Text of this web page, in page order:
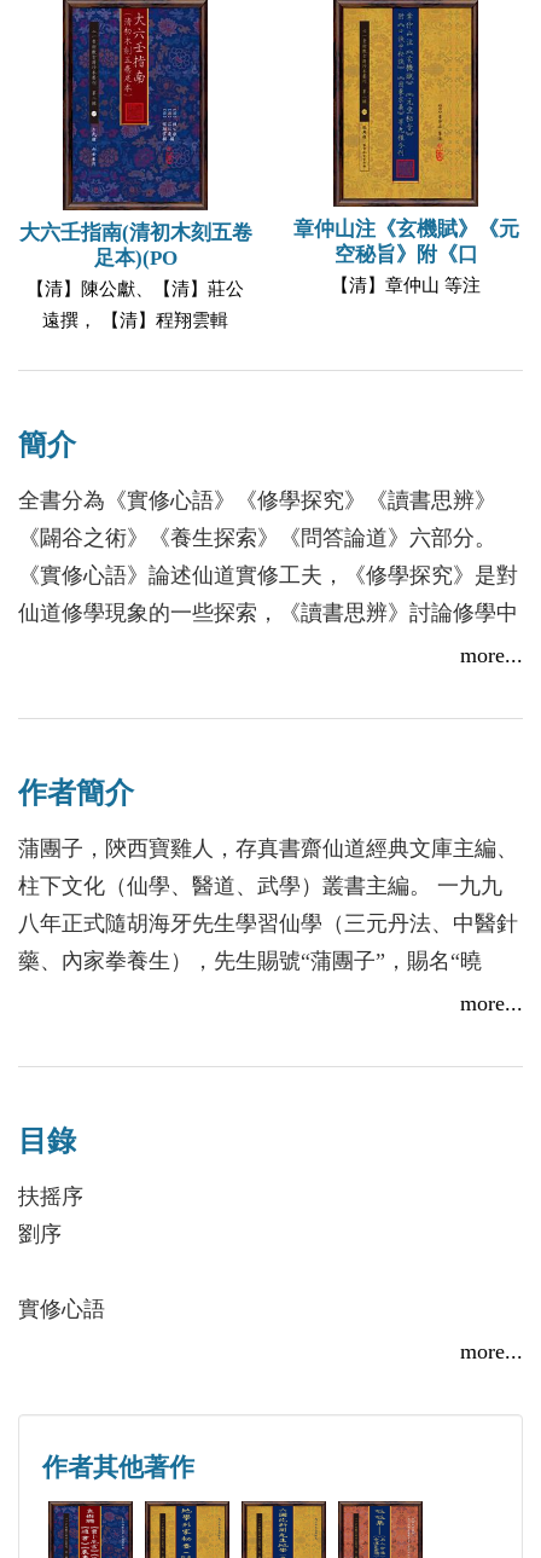
大六壬指南(清初木刻五卷
足本)(PO
【清】陳公獻、【清】莊公
遠撰， 【清】程翔雲輯
章仲山注《玄機賦》《元
空秘旨》附《口
【清】章仲山 等注
簡介
全書分為《實修心語》《修學探究》《讀書思辨》
《闢谷之術》《養生探索》《問答論道》六部分。
《實修心語》論述仙道實修工夫，《修學探究》是對
仙道修學現象的一些探索，《讀書思辨》討論修學中
應注意的一些事宜，《闢谷之術》闡述當代養生熱門
些思路與途徑，《問答論道》收錄了作者六年來的各
本書特點：與前幾輯相同，內容豐富，理法並重，通
俗易懂，便於實行，是陳撄寧仙學及丹道、中醫、養
生愛好者必讀之作
more...
作者簡介
蒲團子，陝西寶雞人，存真書齋仙道經典文庫主編、
柱下文化（仙學、醫道、武學）叢書主編。 一九九
八年正式隨胡海牙先生學習仙學（三元丹法、中醫針
藥、內家拳養生），先生賜號“蒲團子”，賜名“曉
豐”。 二〇〇二年胡海牙先生主動收其為正式入室弟
北京張濤、寧夏宗奇）之一。 隨師學習十六載，深
理陳撄寧先生著作《仙學輯要》《仙學必讀》，師徒
共同撰寫仙學研究文章《仙學大義——陳撄寧先生仙
學理論串述》《神仙、仙學、道教》《論陳撄寧仙學
判》《仙道實修口訣闡秘》《悟真篇口訣鉤玄》《中
有《陳撄寧文集（全十一冊）》《胡海牙文集》，整
理古籍二十餘種，發表仙學研究論文多篇。
more...
目錄
扶摇序
劉序
實修心語
性功修煉闡要
聞道•悟道•證道•了道
與某先生談靜坐
與某先生討論靜坐工夫
more...
作者其他著作